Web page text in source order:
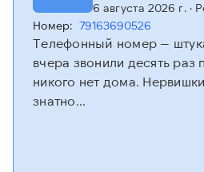
6 августа 2026 г.·
Номер: 79163690526
Телефонный номер —
вчера звонили десять раз
никого нет дома.
знатно...